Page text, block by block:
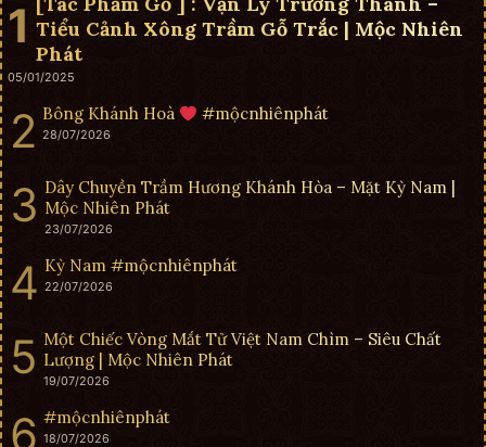
Tiểu Cảnh Xông Trầm Gỗ Trắc | Mộc Nhiên
Phát
05/01/2025
Bông Khánh Hoà #mộcnhiênphát
28/07/2026
Dây Chuyền Trầm Hương Khánh Hòa – Mặt Kỳ Nam |
Mộc Nhiên Phát
23/07/2026
Kỳ Nam #mộcnhiênphát
22/07/2026
Một Chiếc Vòng Mắt Tử Việt Nam Chìm – Siêu Chất
Lượng | Mộc Nhiên Phát
19/07/2026
#mộcnhiênphát
18/07/2026